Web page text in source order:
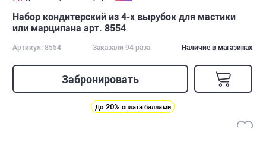
Набор кондитерский из 4-х вырубок для мастики
или марципана арт. 8554
Артикул: 8554 Заказали 94 раза Наличие в магазинах
Забронировать
До 20% оплата баллами